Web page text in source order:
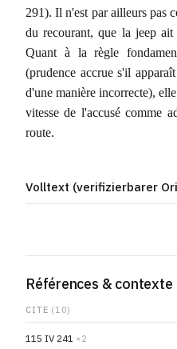
291). Il n'est par ailleurs pas
du recourant, que la jeep
Quant à la règle
(prudence accrue s'il
d'une manière incorrecte),
vitesse de l'accusé comme
route.
Volltext (verifizierbarer
Références & contexte
CITE (10)
115 IV 241 ×2